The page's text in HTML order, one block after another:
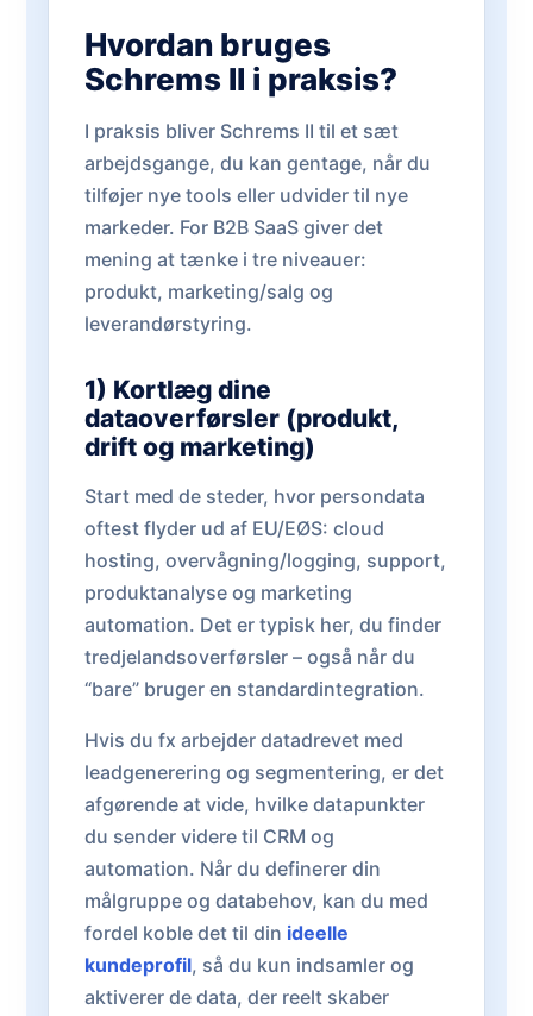
Hvordan bruges
Schrems II i praksis?
I praksis bliver Schrems II til et sæt
arbejdsgange, du kan gentage, når du
tilføjer nye tools eller udvider til nye
markeder. For B2B SaaS giver det
mening at tænke i tre niveauer:
produkt, marketing/salg og
leverandørstyring.
1) Kortlæg dine
dataoverførsler (produkt,
drift og marketing)
Start med de steder, hvor persondata
oftest flyder ud af EU/EØS: cloud
hosting, overvågning/logging, support,
produktanalyse og marketing
automation. Det er typisk her, du finder
tredjelandsoverførsler – også når du
“bare” bruger en standardintegration.
Hvis du fx arbejder datadrevet med
leadgenerering og segmentering, er det
afgørende at vide, hvilke datapunkter
du sender videre til CRM og
automation. Når du definerer din
målgruppe og databehov, kan du med
fordel koble det til din ideelle
kundeprofil, så du kun indsamler og
aktiverer de data, der reelt skaber